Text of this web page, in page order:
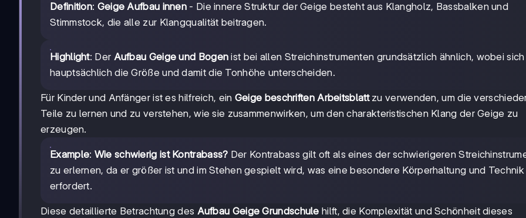
Definition: Geige Aufbau innen - Die innere Struktur der Geige besteht aus Klangholz, Bassbalken und
Stimmstock, die alle zur Klangqualität beitragen.
Highlight: Der Aufbau Geige und Bogen ist bei allen Streichinstrumenten grundsätzlich ähnlich, wobei sich
hauptsächlich die Größe und damit die Tonhöhe unterscheiden.
Für Kinder und Anfänger ist es hilfreich, ein Geige beschriften Arbeitsblattzu verwenden, um die
Teile zu lernen und zu verstehen, wie sie zusammenwirken, um den charakteristischen Klang der Geige zu
erzeugen.
Example: Wie schwierig ist Kontrabass? Der Kontrabass gilt oft als eines der schwierigeren
zu erlernen, da er größer ist und im Stehen gespielt wird, was eine besondere Körperhaltung und Technik
erfordert.
Diese detaillierte Betrachtung des Aufbau Geige Grundschule hilft, die Komplexität und Schönheit dieses